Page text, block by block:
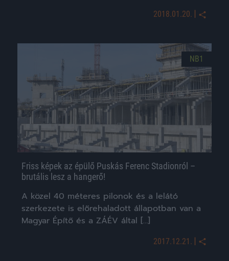
2018.01.20. |
NB1
Friss képek az épülő Puskás Ferenc Stadionról –
brutális lesz a hangerő!
A közel 40 méteres pilonok és a lelátó
szerkezete is előrehaladott állapotban van a
Magyar Építő és a ZÁÉV által […]
2017.12.21. |